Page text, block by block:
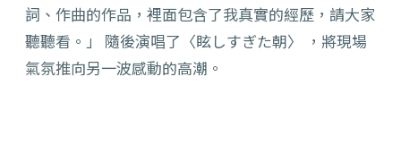
詞、作曲的作品，裡面包含了我真實的經歷，請大家
聽聽看。」 隨後演唱了〈眩しすぎた朝〉 ，將現場
氣氛推向另一波感動的高潮。